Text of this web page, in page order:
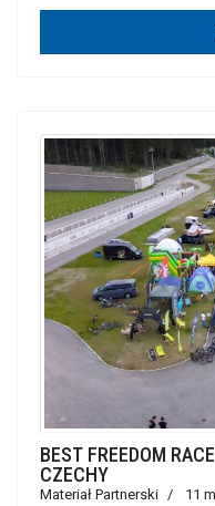
BEST FREEDOM
CZECHY
Materiał Partnerski 11